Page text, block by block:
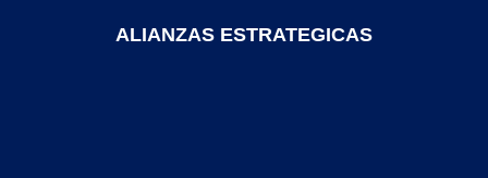
ALIANZAS ESTRATEGICAS